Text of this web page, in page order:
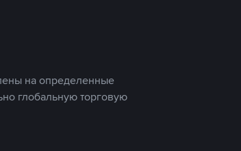
на определенные
глобальную торговую